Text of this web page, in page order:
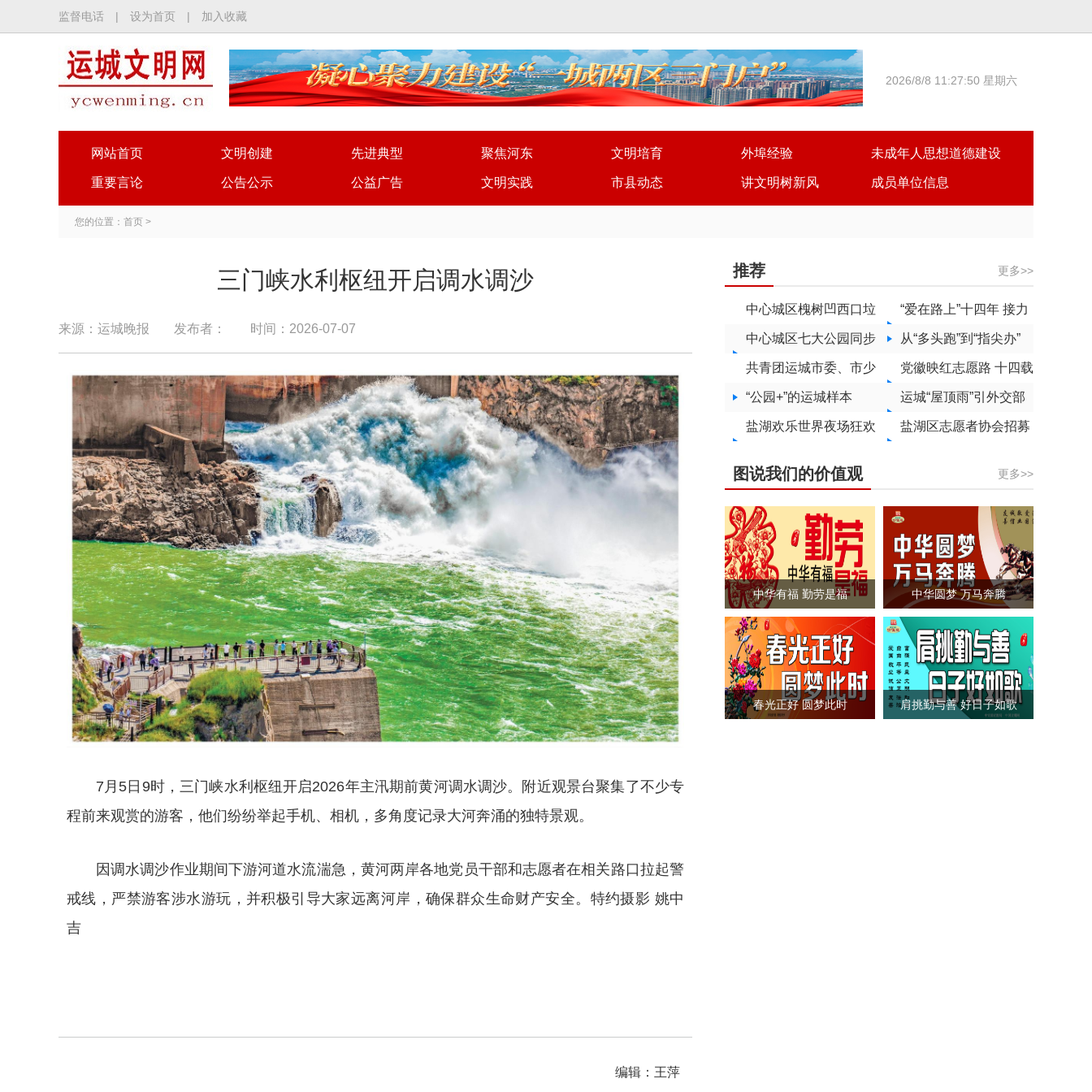
监督电话 | 设为首页 | 加入收藏
2026/8/8 11:27:50 星期六
网站首页
重要言论
文明创建
公告公示
先进典型
公益广告
聚焦河东
文明实践
文明培育
市县动态
外埠经验
讲文明树新风
未成年人思想道德建设
成员单位信息
您的位置： 首页 >
三门峡水利枢纽开启调水调沙
来源：运城晚报 发布者： 时间：2026-07-07
7月5日9时，三门峡水利枢纽开启2026年主汛期前黄河调水调沙。附近观景台聚集了不少专
程前来观赏的游客，他们纷纷举起手机、相机，多角度记录大河奔涌的独特景观。
因调水调沙作业期间下游河道水流湍急，黄河两岸各地党员干部和志愿者在相关路口拉起警
戒线，严禁游客涉水游玩，并积极引导大家远离河岸，确保群众生命财产安全。特约摄影 姚中
吉
编辑：王萍
推荐 更多>>
中心城区槐树凹西口垃
圾中转站升级改造完工
投运
“爱在路上”十四年 接力
守护助团圆
中心城区七大公园同步
公益电影惠民放映
从“多头跑”到“指尖办”
共青团运城市委、市少
工委暑期爱心托管开始
招生
党徽映红志愿路 十四载
大爱暖河东
“公园+”的运城样本 运城“屋顶雨”引外交部
发言人毛宁推介
盐湖欢乐世界夜场狂欢 盐湖区志愿者协会招募
图说我们的价值观 更多>>
中华有福 勤劳是福 中华圆梦 万马奔腾
春光正好 圆梦此时 肩挑勤与善 好日子如歌